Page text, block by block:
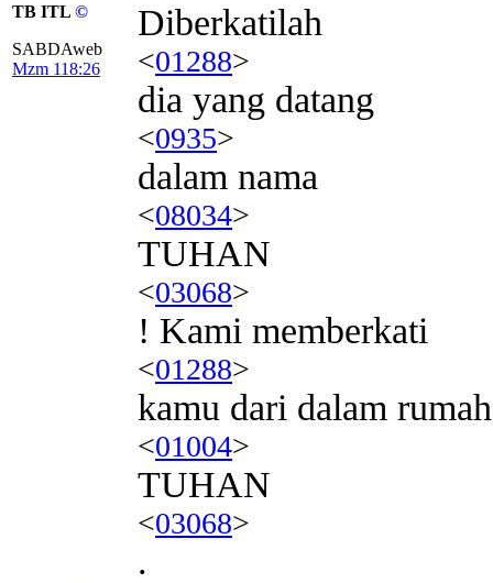
TB ITL ©
SABDAweb
Mzm 118:26
Diberkatilah
<01288>
dia yang datang
<0935>
dalam nama
<08034>
TUHAN
<03068>
! Kami memberkati
<01288>
kamu dari dalam rumah
<01004>
TUHAN
<03068>
.